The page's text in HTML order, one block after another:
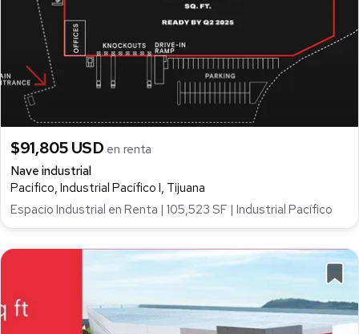
$91,805 USD en renta
Nave industrial
Pacifico, Industrial Pacífico I, Tijuana
Espacio Industrial en Renta | 105,523 SF | Industrial Pacífico